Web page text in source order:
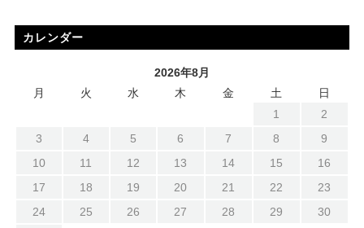
カレンダー
2026年8月
月
火 水 木 金 土
日
1
2
3
4 5 6 7 8
9
10
11 12 13 14 15
16
17
18 19 20 21 22
23
24
25 26 27 28 29
30